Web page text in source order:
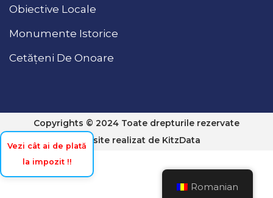
Obiective Locale
Monumente Istorice
Cetățeni De Onoare
Copyrights © 2024 Toate drepturile rezervate
Website realizat de KitzData
Romanian
Vezi cât ai de plată
la impozit !!